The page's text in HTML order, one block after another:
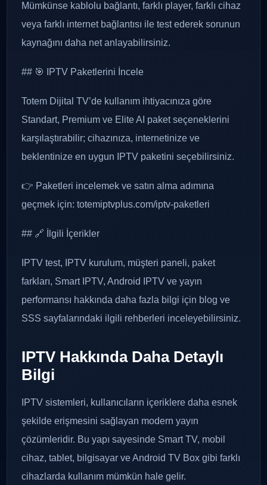
Mümkünse kablolu bağlantı, farklı player, farklı cihaz
veya farklı internet bağlantısı ile test ederek sorunun
kaynağını daha net anlayabilirsiniz.
## 🎯 IPTV Paketlerini İncele
Totem Dijital TV’de kullanım ihtiyacınıza göre
Standart, Premium ve Elite AI paket seçeneklerini
karşılaştırabilir; cihazınıza, internetinize ve
beklentinize en uygun IPTV paketini seçebilirsiniz.
👉 Paketleri incelemek ve satın alma adımına
geçmek için: totemiptvplus.com/iptv-paketleri
## 🔗 İlgili İçerikler
IPTV test, IPTV kurulum, müşteri paneli, paket
farkları, Smart IPTV, Android IPTV ve yayın
performansı hakkında daha fazla bilgi için blog ve
SSS sayfalarındaki ilgili rehberleri inceleyebilirsiniz.
IPTV Hakkında Daha Detaylı
Bilgi
IPTV sistemleri, kullanıcıların içeriklere daha esnek
şekilde erişmesini sağlayan modern yayın
çözümleridir. Bu yapı sayesinde Smart TV, mobil
cihaz, tablet, bilgisayar ve Android TV Box gibi farklı
cihazlarda kullanım mümkün hale gelir.